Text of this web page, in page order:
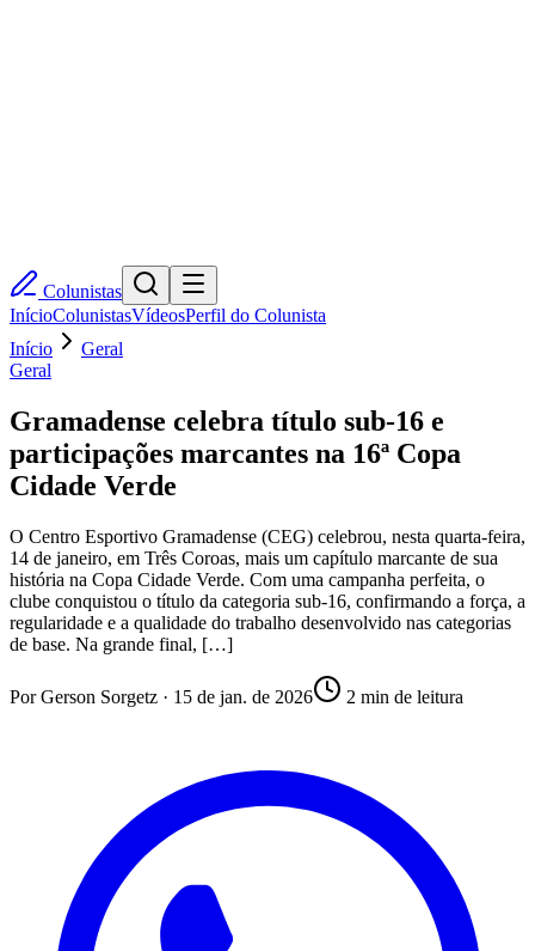
Colunistas
InícioColunistasVídeosPerfil do Colunista
Início
Geral
Geral
Gramadense celebra título sub-16 e
participações marcantes na 16ª Copa
Cidade Verde
O Centro Esportivo Gramadense (CEG) celebrou, nesta quarta-feira,
14 de janeiro, em Três Coroas, mais um capítulo marcante de sua
história na Copa Cidade Verde. Com uma campanha perfeita, o
clube conquistou o título da categoria sub-16, confirmando a força, a
regularidade e a qualidade do trabalho desenvolvido nas categorias
de base. Na grande final, […]
PorGerson Sorgetz · 15 de jan. de 2026 2 min de leitura